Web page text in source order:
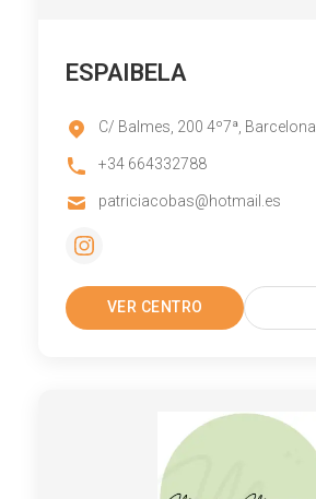
ESPAIBELA
C/ Balmes, 200 4º7ª, Barcelona
+34 664332788
patriciacobas@hotmail.es
VER CENTRO